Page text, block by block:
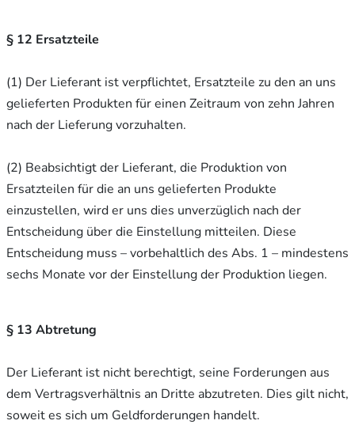
§ 12 Ersatzteile
(1) Der Lieferant ist verpflichtet, Ersatzteile zu den an uns
gelieferten Produkten für einen Zeitraum von zehn Jahren
nach der Lieferung vorzuhalten.
(2) Beabsichtigt der Lieferant, die Produktion von
Ersatzteilen für die an uns gelieferten Produkte
einzustellen, wird er uns dies unverzüglich nach der
Entscheidung über die Einstellung mitteilen. Diese
Entscheidung muss – vorbehaltlich des Abs. 1 – mindestens
sechs Monate vor der Einstellung der Produktion liegen.
§ 13 Abtretung
Der Lieferant ist nicht berechtigt, seine Forderungen aus
dem Vertragsverhältnis an Dritte abzutreten. Dies gilt nicht,
soweit es sich um Geldforderungen handelt.